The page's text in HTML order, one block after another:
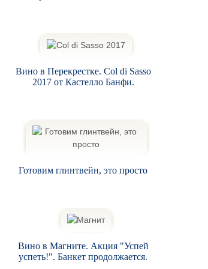
Вино в Перекрестке. Col di Sasso
2017 от Кастелло Банфи.
Готовим глинтвейн, это просто
Вино в Магните. Акция "Успей
успеть!". Банкет продолжается.